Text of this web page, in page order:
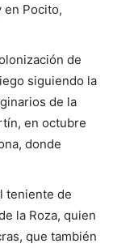
en Pocito,
de
siguiendo la
de la
en octubre
donde
teniente de
la Roza, quien
que también